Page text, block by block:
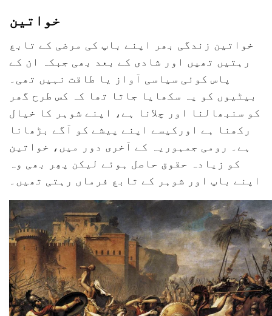
خواتین
خواتین زندگی بھر اپنے باپ کی مرضی کے تابع
رہتیں تھیں اور شادی کے بعد بھی جبکہ ان کے
پاس کوئی سیاسی آواز یا طاقت نہیں تھی۔
بیٹیوں کو یہ سکھایا جاتا تھا کہ کس طرح گھر
کو سنبھالنا اور چلانا ہے، اپنے شوہر کا خیال
رکھنا ہے اورکیسے اپنے پیشے کو آگے بڑھانا
ہے۔ رومی جمہوریہ کے آخری دور میں، خواتین
کو زیادہ حقوق حاصل ہوئے لیکن پھِر بھی وہ
اپنے باپ اور شوہر کے تابع فرماں رہتی تھیں۔